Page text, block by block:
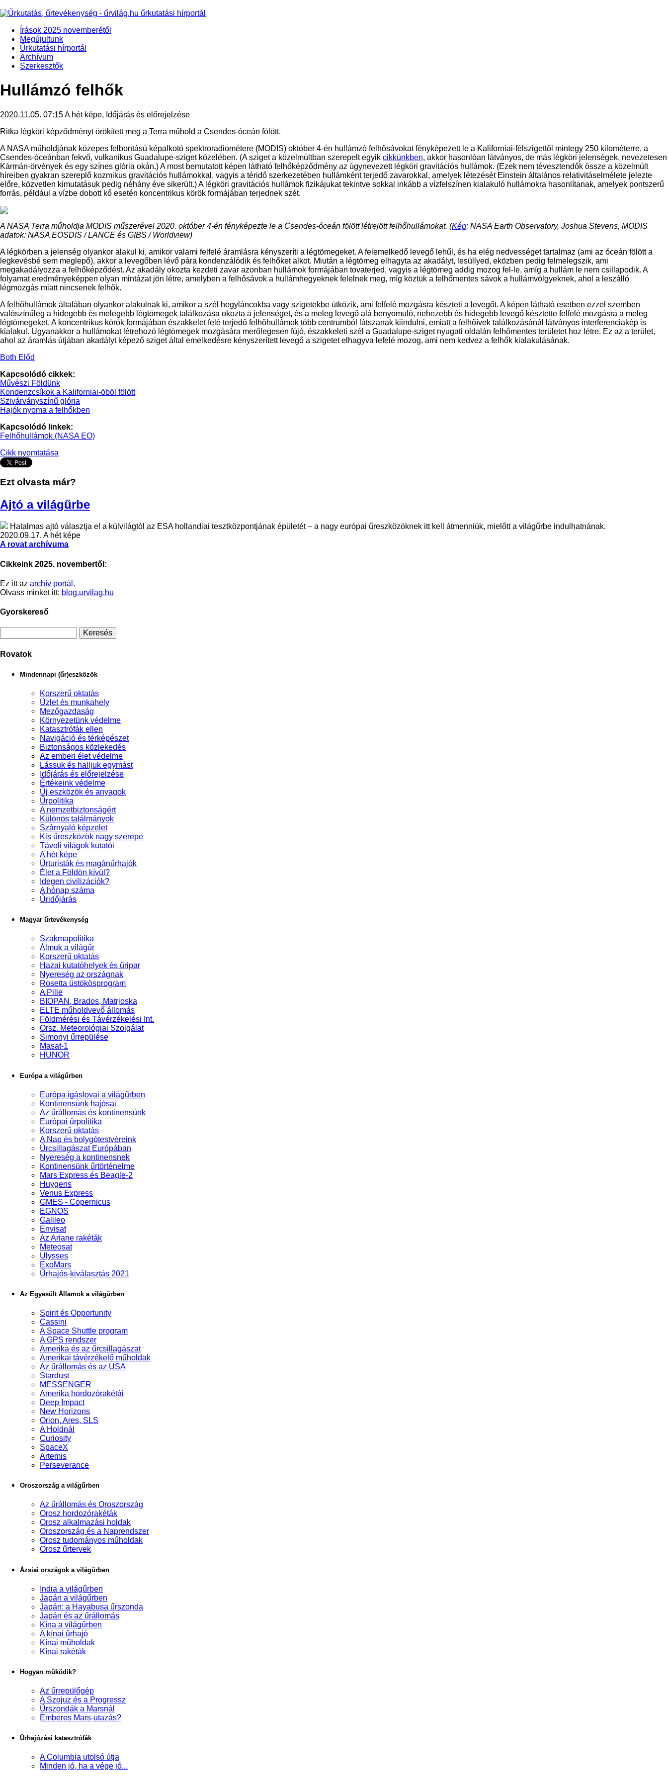
Írások 2025 novemberétől
Megújultunk
Űrkutatási hírportál
Archívum
Szerkesztők
Hullámzó felhők
2020.11.05. 07:15A hét képe, Időjárás és előrejelzése
Ritka légköri képződményt örökített meg a Terra műhold a Csendes-óceán fölött.
A NASA műholdjának közepes felbontású képalkotó spektroradiométere (MODIS) október 4-én hullámzó felhősávokat fényképezett le a Kaliforniai-félszigettől mintegy 250 kilométerre, a
Csendes-óceánban fekvő, vulkanikus Guadalupe-sziget közelében. (A sziget a közelmúltban szerepelt egyik cikkünkben, akkor hasonlóan látványos, de más légköri jelenségek, nevezetesen
Kármán-örvények és egy színes glória okán.) A most bemutatott képen látható felhőképződmény az úgynevezett légköri gravitációs hullámok. (Ezek nem tévesztendők össze a közelmúlt
híreiben gyakran szereplő kozmikus gravitációs hullámokkal, vagyis a téridő szerkezetében hullámként terjedő zavarokkal, amelyek létezését Einstein általános relativitáselmélete jelezte
előre, közvetlen kimutatásuk pedig néhány éve sikerült.) A légköri gravitációs hullámok fizikájukat tekintve sokkal inkább a vízfelszínen kialakuló hullámokra hasonlítanak, amelyek pontszerű
forrás, például a vízbe dobott kő esetén koncentrikus körök formájában terjednek szét.
A NASA Terra műholdja MODIS műszerével 2020. október 4-én fényképezte le a Csendes-óceán fölött létrejött felhőhullámokat. (Kép: NASA Earth Observatory, Joshua Stevens, MODIS
adatok: NASA EOSDIS / LANCE és GIBS / Worldview)
A légkörben a jelenség olyankor alakul ki, amikor valami felfelé áramlásra kényszeríti a légtömegeket. A felemelkedő levegő lehűl, és ha elég nedvességet tartalmaz (ami az óceán fölött a
legkevésbé sem meglepő), akkor a levegőben lévő pára kondenzálódik és felhőket alkot. Miután a légtömeg elhagyta az akadályt, lesüllyed, eközben pedig felmelegszik, ami
megakadályozza a felhőképződést. Az akadály okozta kezdeti zavar azonban hullámok formájában tovaterjed, vagyis a légtömeg addig mozog fel-le, amíg a hullám le nem csillapodik. A
folyamat eredményeképpen olyan mintázat jön létre, amelyben a felhősávok a hullámhegyeknek felelnek meg, míg köztük a felhőmentes sávok a hullámvölgyeknek, ahol a leszálló
légmozgás miatt nincsenek felhők.
A felhőhullámok általában olyankor alakulnak ki, amikor a szél hegyláncokba vagy szigetekbe ütközik, ami felfelé mozgásra készteti a levegőt. A képen látható esetben ezzel szemben
valószínűleg a hidegebb és melegebb légtömegek találkozása okozta a jelenséget, és a meleg levegő alá benyomuló, nehezebb és hidegebb levegő késztette felfelé mozgásra a meleg
légtömegeket. A koncentrikus körök formájában északkelet felé terjedő felhőhullámok több centrumból látszanak kiindulni, emiatt a felhőívek találkozásánál látványos interferenciakép is
kialakul. Ugyanakkor a hullámokat létrehozó légtömegek mozgására merőlegesen fújó, északkeleti szél a Guadalupe-sziget nyugati oldalán felhőmentes területet hoz létre. Ez az a terület,
ahol az áramlás útjában akadályt képező sziget által emelkedésre kényszerített levegő a szigetet elhagyva lefelé mozog, ami nem kedvez a felhők kialakulásának.
Both Előd
Kapcsolódó cikkek:
Művészi Földünk
Kondenzcsíkok a Kaliforniai-öböl fölött
Szivárványszínű glória
Hajók nyoma a felhőkben
Kapcsolódó linkek:
Felhőhullámok (NASA EO)
Cikk nyomtatása
Ezt olvasta már?
Ajtó a világűrbe
Hatalmas ajtó választja el a külvilágtól az ESA hollandiai tesztközpontjának épületét – a nagy európai űreszközöknek itt kell átmenniük, mielőtt a világűrbe indulhatnának.
2020.09.17. A hét képe
A rovat archívuma
Cikkeink 2025. novembertől:
Ez itt az archív portál .
Olvass minket itt: blog.urvilag.hu
Gyorskereső
Rovatok
Mindennapi (űr)eszközök
Korszerű oktatás
Üzlet és munkahely
Mezőgazdaság
Környezetünk védelme
Katasztrófák ellen
Navigáció és térképészet
Biztonságos közlekedés
Az emberi élet védelme
Lássuk és halljuk egymást
Időjárás és előrejelzése
Értékeink védelme
Új eszközök és anyagok
Űrpolitika
A nemzetbiztonságért
Különös találmányok
Szárnyaló képzelet
Kis űreszközök nagy szerepe
Távoli világok kutatói
A hét képe
Űrturisták és magánűrhajók
Élet a Földön kívül?
Idegen civilizációk?
A hónap száma
Űridőjárás
Magyar űrtevékenység
Szakmapolitika
Álmuk a világűr
Korszerű oktatás
Hazai kutatóhelyek és űripar
Nyereség az országnak
Rosetta üstökösprogram
A Pille
BIOPAN, Brados, Matrjoska
ELTE műholdvevő állomás
Földmérési és Távérzékelési Int.
Orsz. Meteorológiai Szolgálat
Simonyi űrrepülése
Masat-1
HUNOR
Európa a világűrben
Európa igáslovai a világűrben
Kontinensünk hajósai
Az űrállomás és kontinensünk
Európai űrpolitika
Korszerű oktatás
A Nap és bolygótestvéreink
Űrcsillagászat Európában
Nyereség a kontinensnek
Kontinensünk űrtörténelme
Mars Express és Beagle-2
Huygens
Venus Express
GMES - Copernicus
EGNOS
Galileo
Envisat
Az Ariane rakéták
Meteosat
Ulysses
ExoMars
Űrhajós-kiválasztás 2021
Az Egyesült Államok a világűrben
Spirit és Opportunity
Cassini
A Space Shuttle program
A GPS rendszer
Amerika és az űrcsillagászat
Amerikai távérzékelő műholdak
Az űrállomás és az USA
Stardust
MESSENGER
Amerika hordozórakétái
Deep Impact
New Horizons
Orion, Ares, SLS
A Holdnál
Curiosity
SpaceX
Artemis
Perseverance
Oroszország a világűrben
Az űrállomás és Oroszország
Orosz hordozórakéták
Orosz alkalmazási holdak
Oroszország és a Naprendszer
Orosz tudományos műholdak
Orosz űrtervek
Ázsiai országok a világűrben
India a világűrben
Japán a világűrben
Japán: a Hayabusa űrszonda
Japán és az űrállomás
Kína a világűrben
A kínai űrhajó
Kínai műholdak
Kínai rakéták
Hogyan működik?
Az űrrepülőgép
A Szojuz és a Progressz
Űrszondák a Marsnál
Emberes Mars-utazás?
Űrhajózási katasztrófák
A Columbia utolsó útja
Minden jó, ha a vége jó...